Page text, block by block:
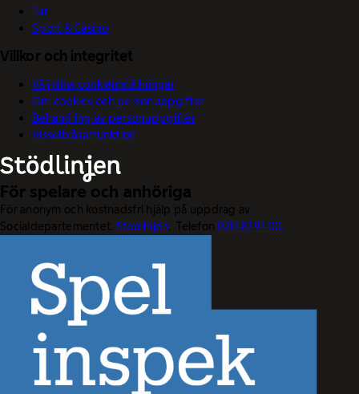
Tur
Sport & Casino
Villkor och integritet
Välj dina cookieinställningar
Om cookies och personuppgifter
Behandling av personuppgifter
Visselblåsarfunktion
För spelare och anhöriga
För anonym och kostnadsfri hjälp på uppdrag av
Socialdepartementet. Stödlinjen. Telefon020-81 91 00.